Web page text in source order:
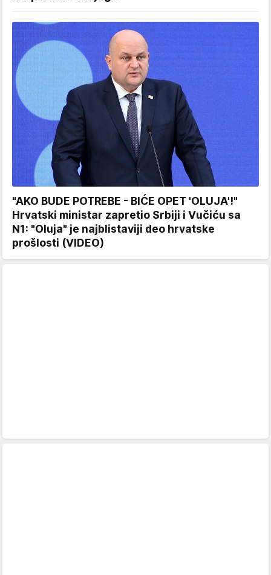
"AKO BUDE POTREBE - BIĆE OPET 'OLUJA'!"
Hrvatski ministar zapretio Srbiji i Vučiću sa
N1: "Oluja" je najblistaviji deo hrvatske
prošlosti (VIDEO)